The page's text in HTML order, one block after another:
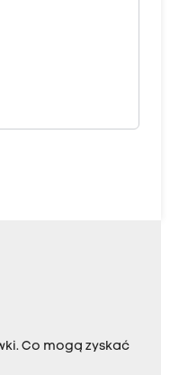
Co mogą zyskać